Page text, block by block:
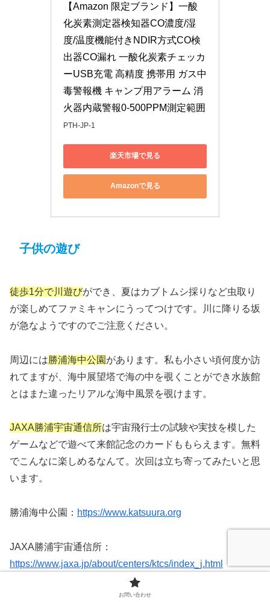
【Amazon 限定ブランド】一酸
化炭素測定器検知器CO濃度/湿
度/温度機能付きNDIR方式CO検
出器CO漏れ 一酸化炭素チェッカ
ーUSB充電 高精度 携帯用 ガス中
毒警報機 キャンプ用アラーム 消
火器内蔵警報0-500PPM測定範囲
PTH-JP-1
楽天市場で見る
Amazonで見る
子供の遊び
徒歩1分で川遊びができ、夏はカブトムシ採りなど虫取り
が楽しめてファミキャンにうってつけです。川に降りる坂
が急なようですのでご注意ください。
周辺には勝浦海中公園 があります。私も小さい頃何度か訪
れてますが、海中展望塔で海の中を覗くことができ水族館
とはまた違ったリアルな海中風景を覗けます。
JAXA勝浦宇宙通信所​​は宇宙飛行士の試験や実技を模した
ゲームなどで遊べて来館記念のカードももらえます。無料
でこんなに楽しめるなんて。次回は立ち寄ってみたいと思
います。
勝浦海中公園： https://www.katsuura.org
JAXA勝浦宇宙通信所：
https://www.jaxa.jp/about/centers/ktcs/index_j.html
お問い合わせ